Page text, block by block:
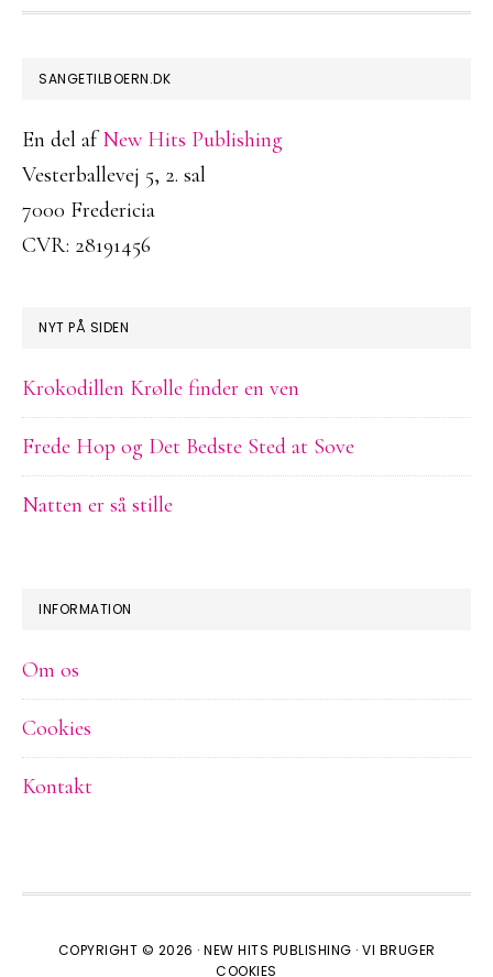
FOOTER
SANGETILBOERN.DK
En del afNew Hits Publishing
Vesterballevej 5, 2. sal
7000 Fredericia
CVR: 28191456
NYT PÅ SIDEN
Krokodillen Krølle finder en ven
Frede Hop og Det Bedste Sted at Sove
Natten er så stille
INFORMATION
Om os
Cookies
Kontakt
COPYRIGHT © 2026 · NEW HITS PUBLISHING · VI BRUGER
COOKIES